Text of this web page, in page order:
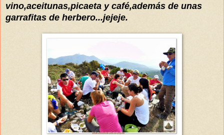
vino,aceitunas,picaeta y café,además de unas
garrafitas de herbero...jejeje.